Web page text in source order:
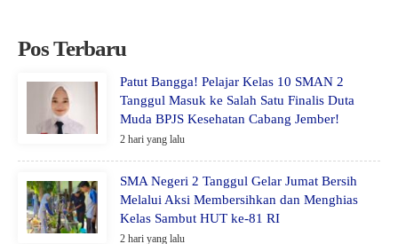
Pos Terbaru
Patut Bangga! Pelajar Kelas 10 SMAN 2
Tanggul Masuk ke Salah Satu Finalis Duta
Muda BPJS Kesehatan Cabang Jember!
2 hari yang lalu
SMA Negeri 2 Tanggul Gelar Jumat Bersih
Melalui Aksi Membersihkan dan Menghias
Kelas Sambut HUT ke-81 RI
2 hari yang lalu